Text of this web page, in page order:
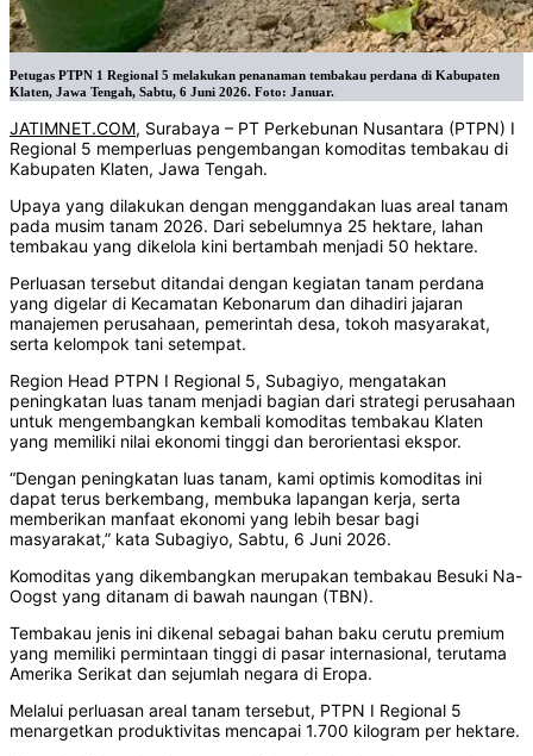
Petugas PTPN 1 Regional 5 melakukan penanaman tembakau perdana di Kabupaten
Klaten, Jawa Tengah, Sabtu, 6 Juni 2026. Foto: Januar.
JATIMNET.COM, Surabaya – PT Perkebunan Nusantara (PTPN) I
Regional 5 memperluas pengembangan komoditas tembakau di
Kabupaten Klaten, Jawa Tengah.
Upaya yang dilakukan dengan menggandakan luas areal tanam
pada musim tanam 2026. Dari sebelumnya 25 hektare, lahan
tembakau yang dikelola kini bertambah menjadi 50 hektare.
Perluasan tersebut ditandai dengan kegiatan tanam perdana
yang digelar di Kecamatan Kebonarum dan dihadiri jajaran
manajemen perusahaan, pemerintah desa, tokoh masyarakat,
serta kelompok tani setempat.
Region Head PTPN I Regional 5, Subagiyo, mengatakan
peningkatan luas tanam menjadi bagian dari strategi perusahaan
untuk mengembangkan kembali komoditas tembakau Klaten
yang memiliki nilai ekonomi tinggi dan berorientasi ekspor.
“Dengan peningkatan luas tanam, kami optimis komoditas ini
dapat terus berkembang, membuka lapangan kerja, serta
memberikan manfaat ekonomi yang lebih besar bagi
masyarakat,” kata Subagiyo, Sabtu, 6 Juni 2026.
Komoditas yang dikembangkan merupakan tembakau Besuki Na-
Oogst yang ditanam di bawah naungan (TBN).
Tembakau jenis ini dikenal sebagai bahan baku cerutu premium
yang memiliki permintaan tinggi di pasar internasional, terutama
Amerika Serikat dan sejumlah negara di Eropa.
Melalui perluasan areal tanam tersebut, PTPN I Regional 5
menargetkan produktivitas mencapai 1.700 kilogram per hektare.